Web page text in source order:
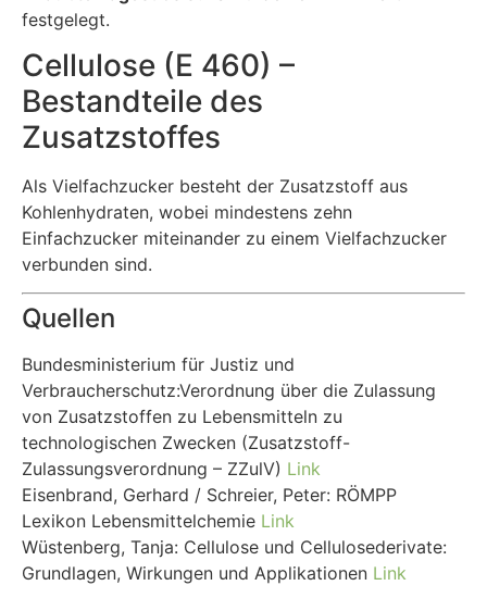
festgelegt.
Cellulose (E 460) –
Bestandteile des
Zusatzstoffes
Als Vielfachzucker besteht der Zusatzstoff aus
Kohlenhydraten, wobei mindestens zehn
Einfachzucker miteinander zu einem Vielfachzucker
verbunden sind.
Quellen
Bundesministerium für Justiz und
Verbraucherschutz:Verordnung über die Zulassung
von Zusatzstoffen zu Lebensmitteln zu
technologischen Zwecken (Zusatzstoff-
Zulassungsverordnung – ZZulV) Link
Eisenbrand, Gerhard / Schreier, Peter: RÖMPP
Lexikon Lebensmittelchemie Link
Wüstenberg, Tanja: Cellulose und Cellulosederivate:
Grundlagen, Wirkungen und Applikationen Link